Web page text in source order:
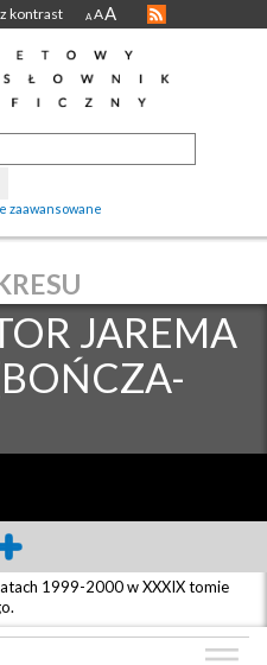
kontrast A AA
zaawansowane
JAREMA
1999-2000 w XXXIX tomie